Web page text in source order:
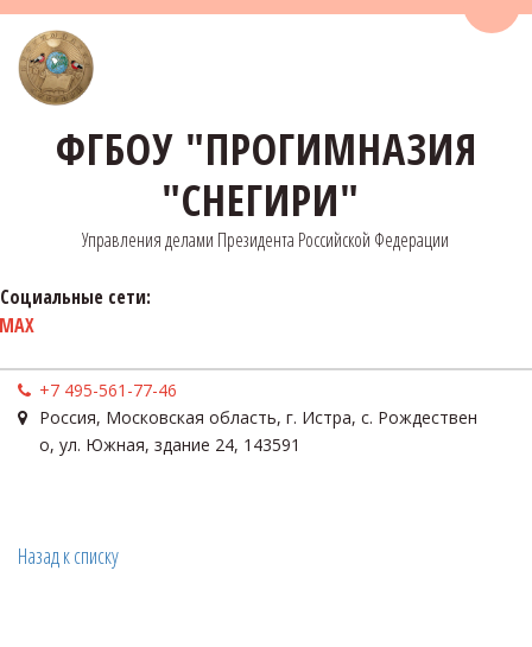
ФГБОУ "ПРОГИМНАЗИЯ
"СНЕГИРИ"
Управления делами Президента Российской Федерации
Социальные сети:
MAX
+7 495-561-77-46
Россия, Московская область, г. Истра, с. Рождествен
о, ул. Южная, здание 24, 143591
Назад к списку